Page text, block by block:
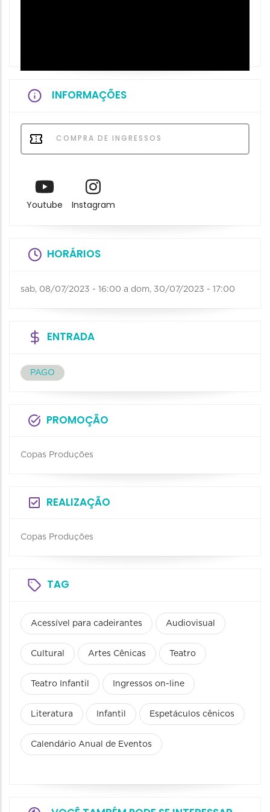
INFORMAÇÕES
COMPRA DE INGRESSOS
Youtube Instagram
HORÁRIOS
sab, 08/07/2023 - 16:00 a dom, 30/07/2023 - 17:00
ENTRADA
PAGO
PROMOÇÃO
Copas Produções
REALIZAÇÃO
Copas Produções
TAG
Acessível para cadeirantes Audiovisual
Cultural Artes Cênicas Teatro
Teatro Infantil Ingressos on-line
Literatura Infantil Espetáculos cênicos
Calendário Anual de Eventos